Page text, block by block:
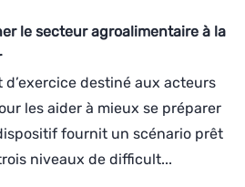
le secteur agroalimentaire à la
d’exercice destiné aux acteurs
les aider à mieux se préparer
fournit un scénario prêt
niveaux de difficult...